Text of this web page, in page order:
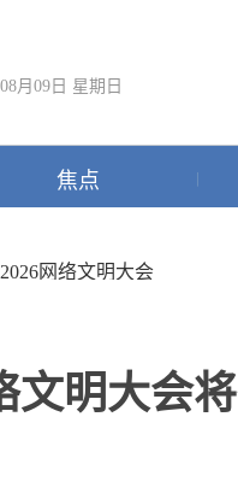
月09日 星期日
焦点
2026网络文明大会
文明大会